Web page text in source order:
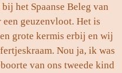
het Spaanse Beleg van
geuzenvloot. Het is
grote kermis erbij en wij
Nou ja, ik was
van ons tweede kind